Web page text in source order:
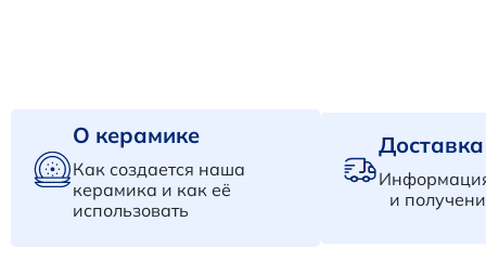
О керамике
Как создается наша
керамика и как её
использовать
и